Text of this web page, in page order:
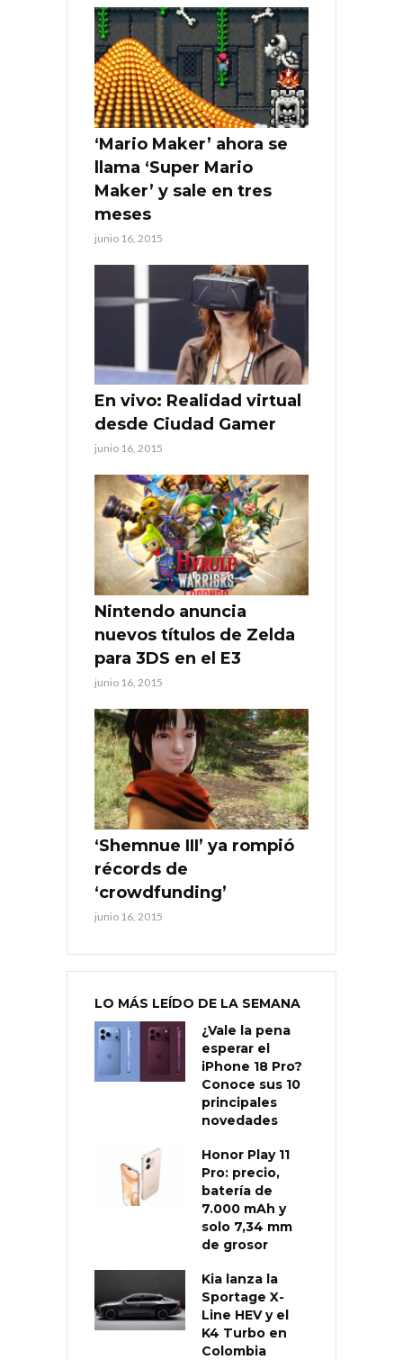
‘Mario Maker’ ahora se
llama ‘Super Mario
Maker’ y sale en tres
meses
junio 16, 2015
En vivo: Realidad virtual
desde Ciudad Gamer
junio 16, 2015
Nintendo anuncia
nuevos títulos de Zelda
para 3DS en el E3
junio 16, 2015
‘Shemnue III’ ya rompió
récords de
‘crowdfunding’
junio 16, 2015
LO MÁS LEÍDO DE LA SEMANA
¿Vale la pena
esperar el
iPhone 18 Pro?
Conoce sus 10
principales
novedades
Honor Play 11
Pro: precio,
batería de
7.000 mAh y
solo 7,34 mm
de grosor
Kia lanza la
Sportage X-
Line HEV y el
K4 Turbo en
Colombia